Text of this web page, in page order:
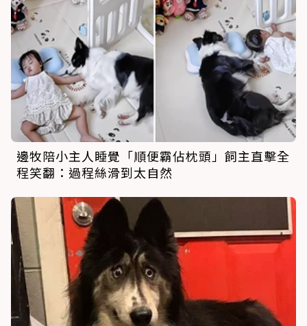
邊牧陪小主人睡覺「順便霸佔枕頭」飼主直擊全
程笑翻：過程絲滑到太自然